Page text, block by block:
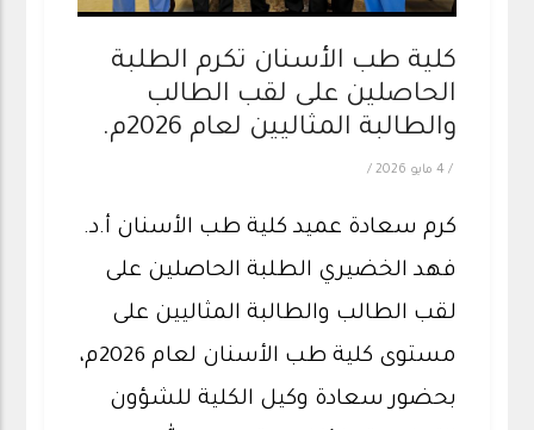
كلية طب الأسنان تكرم الطلبة
الحاصلين على لقب الطالب
والطالبة المثاليين لعام 2026م.
/4 مايو 2026 /
كرم سعادة عميد كلية طب الأسنان أ.د.
فهد الخضيري الطلبة الحاصلين على
لقب الطالب والطالبة المثاليين على
مستوى كلية طب الأسنان لعام 2026م،
بحضور سعادة وكيل الكلية للشؤون